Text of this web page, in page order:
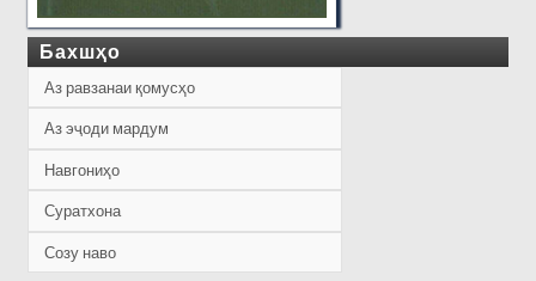
Бахшҳо
Аз равзанаи қомусҳо
Аз эҷоди мардум
Навгониҳо
Суратхона
Созу наво